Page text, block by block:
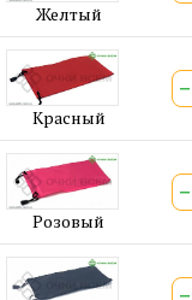
Желтый
Красный
−
Розовый
−